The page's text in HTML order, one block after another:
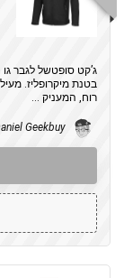
בטנת מיקרופליז.
רוח, המעניק ...